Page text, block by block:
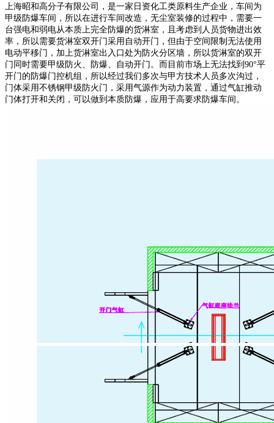
上海昭和高分子有限公司，是一家日资化工类原料生产企业，车间为
甲级防爆车间，所以在进行车间改造，无尘室装修的过程中，需要一
台强电和弱电从本质上完全防爆的货淋室，且考虑到人员货物进出效
率，所以需要货淋室双开门采用自动开门，但由于空间限制无法使用
电动平移门，加上货淋室出入口处为防火分区墙，所以货淋室的双开
门同时需要甲级防火、防爆、自动开门。而目前市场上无法找到90°平
开门的防爆门控机组，所以经过我们多次与甲方技术人员多次沟过，
门体采用不锈钢甲级防火门，采用气源作为动力装置，通过气缸推动
门体打开和关闭，可以做到本质防爆，应用于高要求防爆车间。